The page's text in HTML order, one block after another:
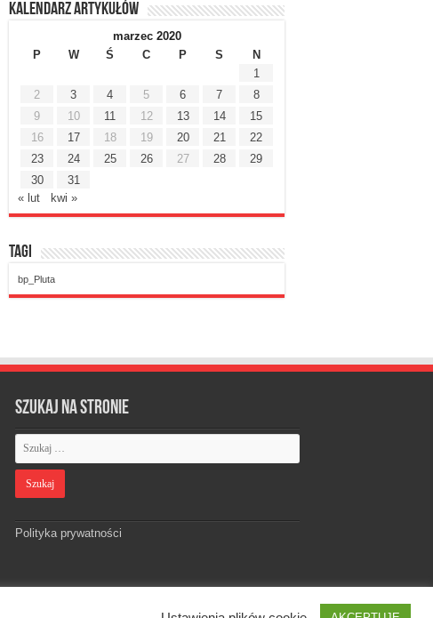
Kalendarz artykułów
marzec 2020
P
W Ś C P S
N
1
2
3 4 5 6 7
8
9
10 11 12 13 14
15
16
17 18 19 20 21
22
23
24 25 26 27 28
29
30
31
« lut
kwi »
Tagi
bp_Pluta
Szukaj na stronie
Polityka prywatności